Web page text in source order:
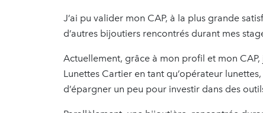
J’ai pu valider mon CAP, à la plus grande
d’autres bijoutiers rencontrés durant mes
Actuellement, grâce à mon profil et mon
Lunettes Cartier en tant qu’opérateur
d’épargner un peu pour investir dans des